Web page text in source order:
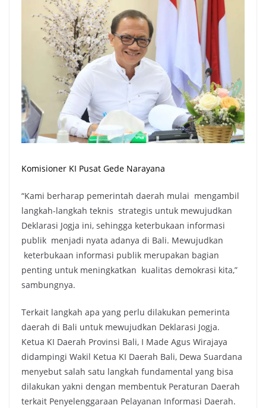
Komisioner KI Pusat Gede Narayana
“Kami berharap pemerintah daerah mulai mengambil
langkah-langkah teknis strategis untuk mewujudkan
Deklarasi Jogja ini, sehingga keterbukaan informasi
publik menjadi nyata adanya di Bali. Mewujudkan
keterbukaan informasi publik merupakan bagian
penting untuk meningkatkan kualitas demokrasi kita,”
sambungnya.
Terkait langkah apa yang perlu dilakukan pemerinta
daerah di Bali untuk mewujudkan Deklarasi Jogja.
Ketua KI Daerah Provinsi Bali, I Made Agus Wirajaya
didampingi Wakil Ketua KI Daerah Bali, Dewa Suardana
menyebut salah satu langkah fundamental yang bisa
dilakukan yakni dengan membentuk Peraturan Daerah
terkait Penyelenggaraan Pelayanan Informasi Daerah.